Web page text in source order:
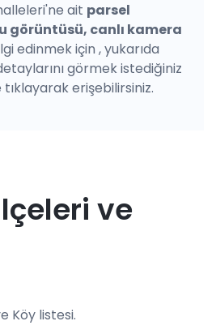
ait parsel
görüntüsü, canlı kamera
edinmek için , yukarıda
görmek istediğiniz
erişebilirsiniz.
ve
Köy listesi.